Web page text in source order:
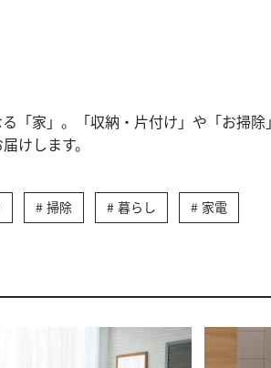
「家」。「収納・片付け」や「お掃
けします。
掃除 暮らし 家電